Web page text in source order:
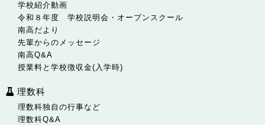
学校紹介動画
令和８年度 学校説明会・オープンスクール
南高だより
先輩からのメッセージ
南高Q&A
授業料と学校徴収金(入学時)
理数科
理数科独自の行事など
理数科Q&A